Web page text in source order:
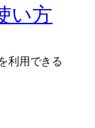
い方
利用できる